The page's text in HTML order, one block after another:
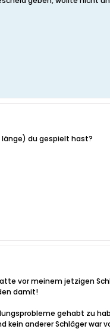
du gespielt hast?
vor meinem jetzigen
damit!
gehabt zu
kein anderer Schläger